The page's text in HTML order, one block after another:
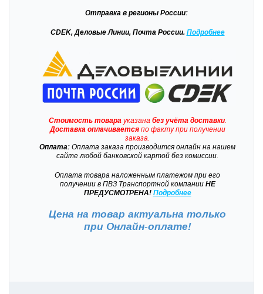
Отправка в регионы России:
CDEK, Деловые Линии, Почта России. Подробнее
Стоимость товарауказана без учёта доставки.
Доставкаоплачиваетсяпо факту при получении
заказа.
Оплата: Оплата заказа производится онлайн на нашем
сайте любой банковской картой без комиссии.
Оплата товара наложенным платежом при его
получении в ПВЗ Транспортной компанииНЕ
ПРЕДУСМОТРЕНА! Подробнее
Цена на товар актуальна только
при Онлайн-оплате!